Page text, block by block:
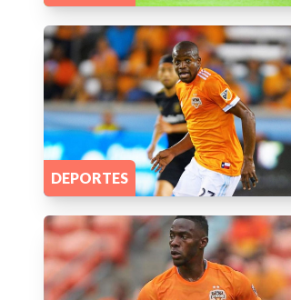
DEPORTES